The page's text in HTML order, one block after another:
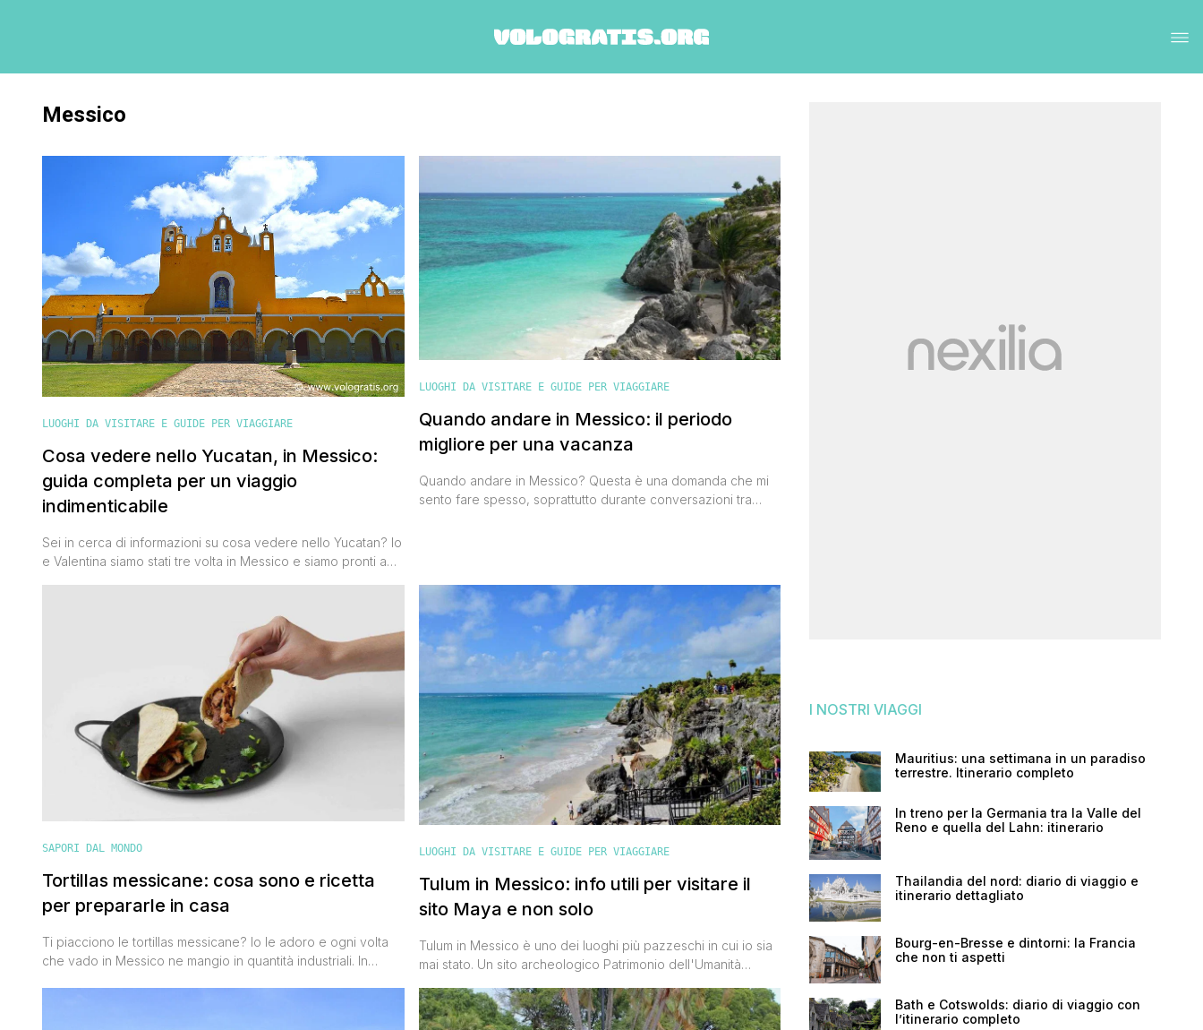
Messico
LUOGHI DA VISITARE E GUIDE PER VIAGGIARE
Cosa vedere nello Yucatan, in Messico:
guida completa per un viaggio
indimenticabile
Sei in cerca di informazioni su cosa vedere nello Yucatan? Io
e Valentina siamo stati tre volta in Messico e siamo pronti a
mozzafiato e affascinanti siti archeologici, il Messico Yucatan
è una destinazione da vivere almeno una volta nella vita.
LUOGHI DA VISITARE E GUIDE PER VIAGGIARE
Quando andare in Messico: il periodo
migliore per una vacanza
Quando andare in Messico? Questa è una domanda che mi
sento fare spesso, soprattutto durante conversazioni tra
SAPORI DAL MONDO
Tortillas messicane: cosa sono e ricetta
per prepararle in casa
Ti piacciono le tortillas messicane? Io le adoro e ogni volta
che vado in Messico ne mangio in quantità industriali. In
LUOGHI DA VISITARE E GUIDE PER VIAGGIARE
Tulum in Messico: info utili per visitare il
sito Maya e non solo
Tulum in Messico è uno dei luoghi più pazzeschi in cui io sia
mai stato. Un sito archeologico Patrimonio dell'Umanità
incredibilmente suggestivo: un mare dalle mille sfumature di
azzurro, una spiaggia bianchissima, verdi prati e alte palme,
I NOSTRI VIAGGI
Mauritius: una settimana in un paradiso
terrestre. Itinerario completo
In treno per la Germania tra la Valle del
Reno e quella del Lahn: itinerario
Thailandia del nord: diario di viaggio e
itinerario dettagliato
Bourg-en-Bresse e dintorni: la Francia
che non ti aspetti
Bath e Cotswolds: diario di viaggio con
l’itinerario completo